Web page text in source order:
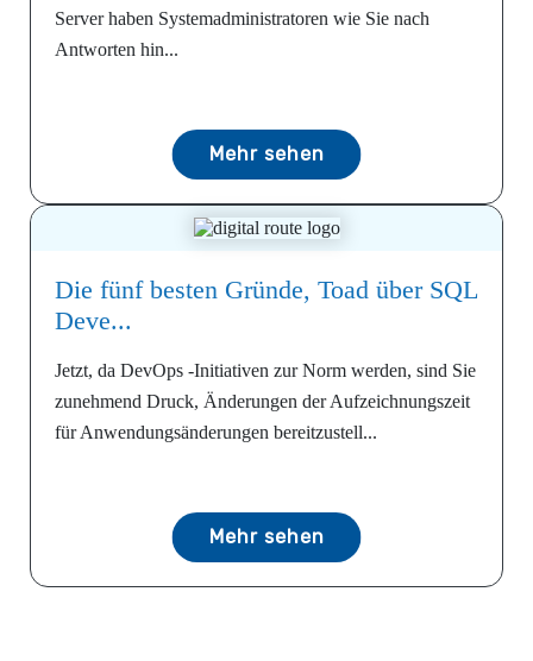
Server haben Systemadministratoren wie Sie nach
Antworten hin...
Mehr sehen
Die fünf besten Gründe, Toad über SQL
Deve...
Jetzt, da DevOps -Initiativen zur Norm werden, sind Sie
zunehmend Druck, Änderungen der Aufzeichnungszeit
für Anwendungsänderungen bereitzustell...
Mehr sehen